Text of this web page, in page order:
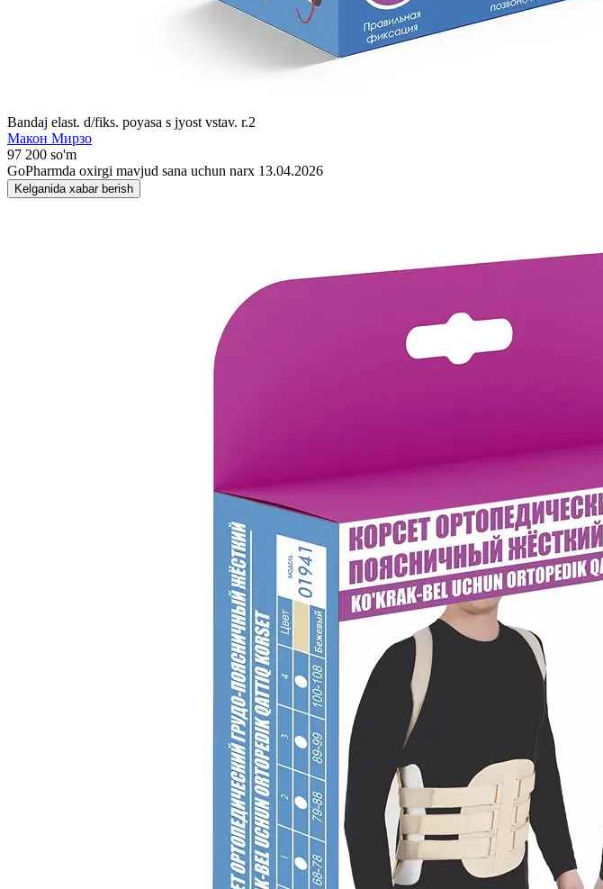
Bandaj elast. d/fiks. poyasa s jyost vstav. r.2
Макон Мирзо
97 200 so'm
GoPharmda oxirgi mavjud sana uchun narx 13.04.2026
Kelganida xabar berish